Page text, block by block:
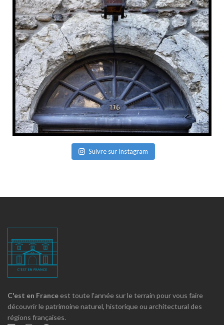
Suivre sur Instagram
C'est en France est toute l'année sur le terrain pour vous faire
découvrir le patrimoine naturel, historique ou architectural des
régions françaises.